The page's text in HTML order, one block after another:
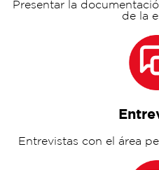
Presentar la
de la
Entrevistas con el área